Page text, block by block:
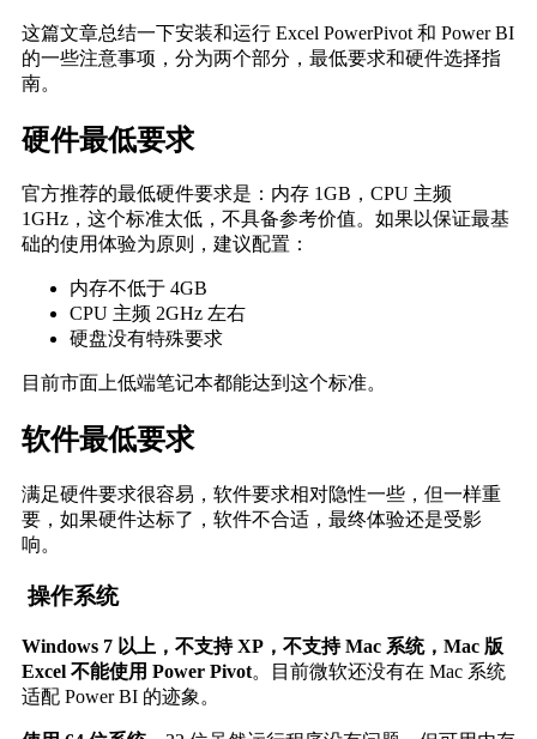
这篇文章总结一下安装和运行 Excel PowerPivot 和 Power BI
的一些注意事项，分为两个部分，最低要求和硬件选择指
南。
硬件最低要求
官方推荐的最低硬件要求是：内存 1GB，CPU 主频
1GHz，这个标准太低，不具备参考价值。如果以保证最基
础的使用体验为原则，建议配置：
内存不低于 4GB
CPU 主频 2GHz 左右
硬盘没有特殊要求
目前市面上低端笔记本都能达到这个标准。
软件最低要求
满足硬件要求很容易，软件要求相对隐性一些，但一样重
要，如果硬件达标了，软件不合适，最终体验还是受影
响。
操作系统
Windows 7 以上，不支持 XP，不支持 Mac 系统，Mac 版
Excel 不能使用 Power Pivot。目前微软还没有在 Mac 系统
适配 Power BI 的迹象。